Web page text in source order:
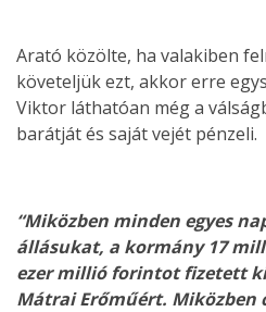
Arató közölte, ha valakiben
követeljük ezt, akkor erre
Viktor láthatóan még a
barátját és saját vejét pénzeli.
“Miközben minden egyes
állásukat, a kormány 17
ezer millió forintot fizetett
Mátrai Erőműért. Miközben